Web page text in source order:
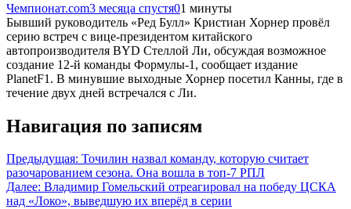
Чемпионат.com3 месяца спустя01 минуты
Бывший руководитель «Ред Булл» Кристиан Хорнер провёл
серию встреч с вице-президентом китайского
автопроизводителя BYD Стеллой Ли, обсуждая возможное
создание 12-й команды Формулы-1, сообщает издание
PlanetF1. В минувшие выходные Хорнер посетил Канны, где в
течение двух дней встречался с Ли.
Навигация по записям
Предыдущая: Точилин назвал команду, которую считает
разочарованием сезона. Она вошла в топ-7 РПЛ
Далее: Владимир Гомельский отреагировал на победу ЦСКА
над «Локо», выведшую их вперёд в серии